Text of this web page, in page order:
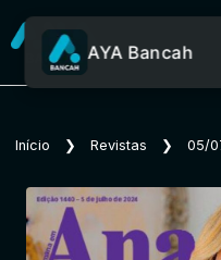
AYA Bancah
Início ❯ Revistas ❯ 05/